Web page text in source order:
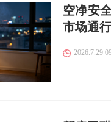
空净安
市场通
2026.7.29